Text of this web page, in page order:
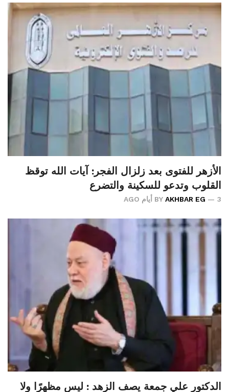
الأزهر للفتوى بعد زلزال الفجر: آيات الله توقظ
القلوب وتدعو للسكينة والتضرع
BY AKHBAR EG 3 أيام AGO
الدكتور علي جمعة يصف الزهد : ليس مظهرًا ولا